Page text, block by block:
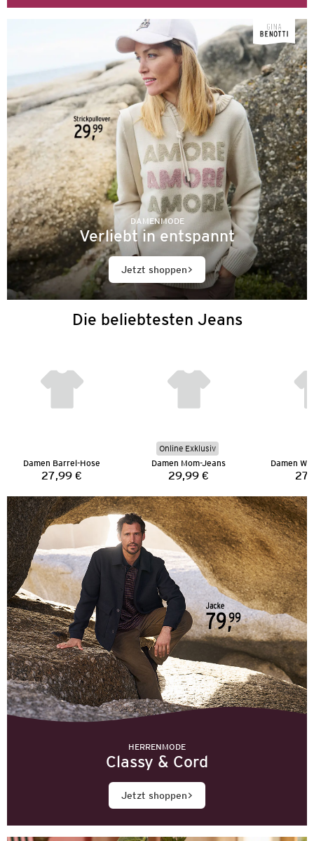
DAMENMODE
Verliebt in entspannt
Jetzt shoppen
Die beliebtesten Jeans
Damen Barrel-Hose
Preis:
27,99 €
Online Exklusiv
Damen Mom-Jeans
Preis:
29,99 €
Damen
HERRENMODE
Classy & Cord
Jetzt shoppen